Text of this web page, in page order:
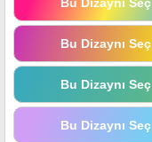
Bu Dizaynı Seç
Bu Dizaynı Seç
Bu Dizaynı Seç